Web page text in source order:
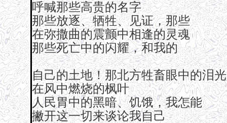
呼喊那些高贵的名字
那些放逐、牺牲、见证，那些
在弥撒曲的震颤中相逢的灵魂
那些死亡中的闪耀，和我的
自己的土地！那北方牲畜眼中的泪光
在风中燃烧的枫叶
人民胃中的黑暗、饥饿，我怎能
撇开这一切来谈论我自己